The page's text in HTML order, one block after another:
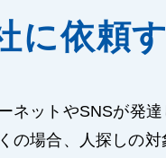
に依頼
ネットやSNSが発
の場合、人探しの